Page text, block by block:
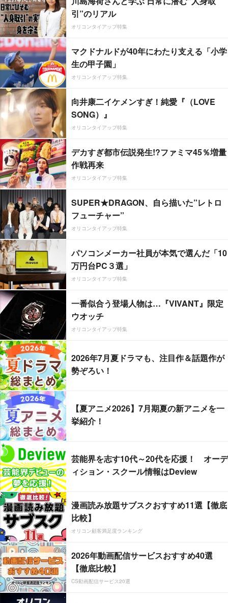
引”のリアル
オリコンタイアップ特集
マクドナルドが40年にわたり支える「小学
生の甲子園」
オリコンタイアップ特集
向井康二イケメンすぎ！純愛『（LOVE
SONG）』
オリコンタイアップ特集
デカすぎ都市伝説発生!?ファミマ45％増量
作戦再来
オリコンタイアップ特集
SUPER★DRAGON、自ら描いた”レトロ
フューチャー”
オリコンタイアップ特集
パソコンメーカー社員が本気で選んだ「10
万円台PC３選」
オリコンタイアップ特集
一番似合う登場人物は…『VIVANT』限定
ウオッチ
オリコンタイアップ特集
2026年7月夏ドラマも、注目作＆話題作が
勢ぞろい！
【夏アニメ2026】7月期夏の新アニメを一
挙紹介！
芸能界を志す10代～20代を応援！ オーデ
ィション・スクール情報はDeview
漫画読み放題サブスクおすすめ11選【徹底
比較】
オリコン顧客満足度ランキング
2026年動画配信サービスおすすめ40選
【徹底比較】
CS動画配信サービス20選